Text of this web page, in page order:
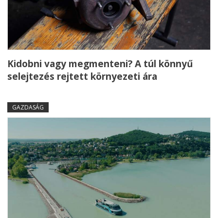
Kidobni vagy megmenteni? A túl könnyű
selejtezés rejtett környezeti ára
GAZDASÁG